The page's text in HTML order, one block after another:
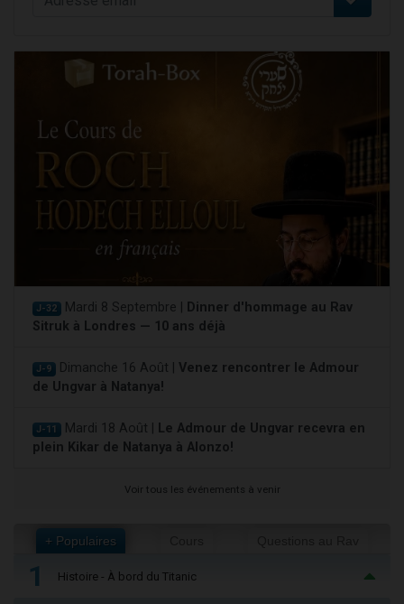
J-32 Mardi 8 Septembre |
Dinner d'hommage au Rav
Sitruk à Londres — 10 ans déjà
J-9 Dimanche 16 Août | Venez rencontrer le Admour
de Ungvar à Natanya!
J-11 Mardi 18 Août |
Le Admour de Ungvar recevra en
plein Kikar de Natanya à Alonzo!
Voir tous les événements à venir
+ Populaires
1 Histoire - À bord du Titanic